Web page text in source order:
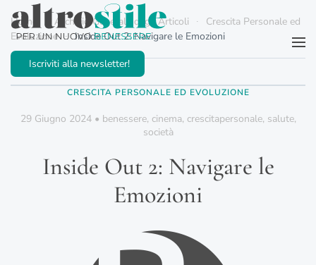
Passa al contenuto principale
Iscriviti alla newsletter!
Home Archivio Generale degli Articoli
Crescita Personale ed
Evoluzione
Inside Out 2: Navigare le Emozioni
CRESCITA PERSONALE ED EVOLUZIONE
29 Giugno 2024• benessere, cinema, crescitapersonale, salute,
società
Inside Out 2: Navigare le
Emozioni